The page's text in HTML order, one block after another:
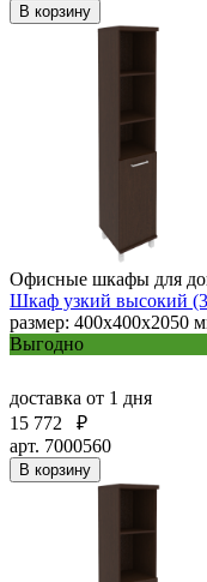
В корзину
Офисные шкафы для
Шкаф узкий высокий
размер: 400х400х2050
Выгодно
доставка от 1 дня
15 772
₽
арт. 7000560
В корзину